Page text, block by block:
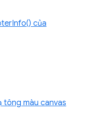
của
tông màu canvas